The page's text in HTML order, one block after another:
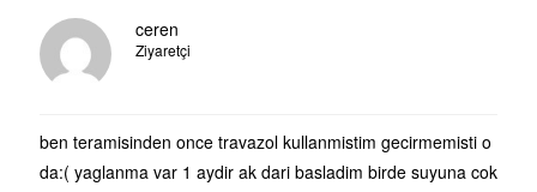
ceren
Ziyaretçi
ben teramisinden once travazol kullanmistim gecirmemisti o
da:( yaglanma var 1 aydir ak dari basladim birde suyuna cok